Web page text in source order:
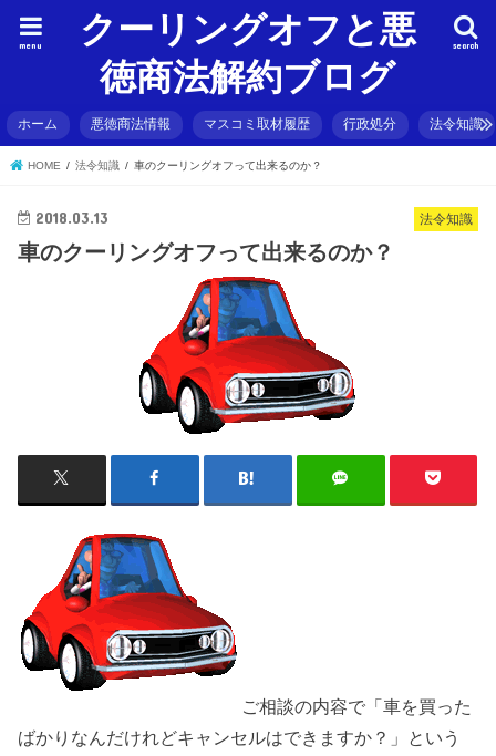
クーリングオフと悪
徳商法解約ブログ
search
menu
ホーム 悪徳商法情報 マスコミ取材履歴 行政処分 法令知識
HOME 法令知識 車のクーリングオフって出来るのか？
法令知識
2018.03.13
車のクーリングオフって出来るのか？
ご相談の内容で「車を買った
ばかりなんだけれどキャンセルはできますか？」という